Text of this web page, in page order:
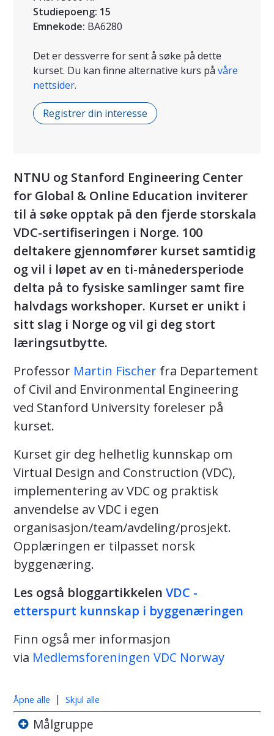
Studiepoeng: 15
Emnekode: BA6280
Det er dessverre for sent å søke på dette
kurset. Du kan finne alternative kurs på våre
nettsider.
Registrer din interesse
NTNU og Stanford Engineering Center
for Global & Online Education inviterer
til å søke opptak på den fjerde storskala
VDC-sertifiseringen i Norge. 100
deltakere gjennomfører kurset samtidig
og vil i løpet av en ti-månedersperiode
delta på to fysiske samlinger samt fire
halvdags workshoper. Kurset er unikt i
sitt slag i Norge og vil gi deg stort
læringsutbytte.
Professor Martin Fischer fra Departement
of Civil and Environmental Engineering
ved Stanford University foreleser på
kurset.
Kurset gir deg helhetlig kunnskap om
Virtual Design and Construction (VDC),
implementering av VDC og praktisk
anvendelse av VDC i egen
organisasjon/team/avdeling/prosjekt.
Opplæringen er tilpasset norsk
byggenæring.
Les også bloggartikkelen VDC -
etterspurt kunnskap i byggenæringen
Finn også mer informasjon
via Medlemsforeningen VDC Norway
Åpne alle | Skjul alle
Målgruppe